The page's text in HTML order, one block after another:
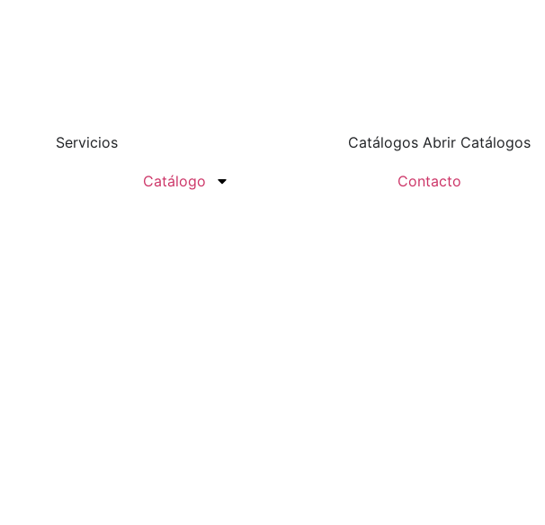
Servicios Catálogos Abrir Catálogos
Catálogo
Contacto